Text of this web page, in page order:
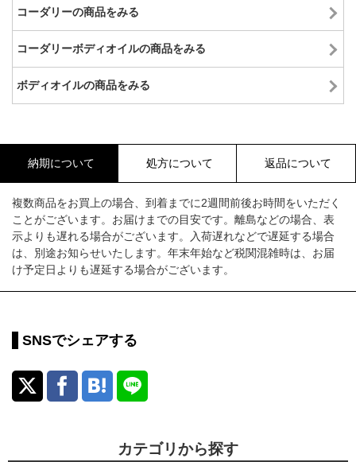
コーダリーの商品をみる
コーダリーボディオイルの商品をみる
ボディオイルの商品をみる
納期について 処方について 返品について
複数商品をお買上の場合、到着までに2週間前後お時間をいただく
ことがございます。お届けまでの目安です。離島などの場合、表
示よりも遅れる場合がございます。入荷遅れなどで遅延する場合
は、別途お知らせいたします。年末年始など税関混雑時は、お届
け予定日よりも遅延する場合がございます。
SNSでシェアする
カテゴリから探す